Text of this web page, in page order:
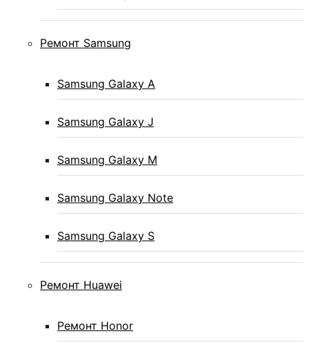
Ремонт Samsung
Samsung Galaxy А
Samsung Galaxy J
Samsung Galaxy M
Samsung Galaxy Note
Samsung Galaxy S
Ремонт Huawei
Ремонт Honor